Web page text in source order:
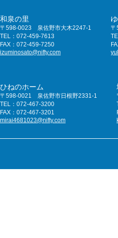
和泉の里
〒598-0023 泉佐野市大木2247-1
TEL：072-459-7613
FAX：072-459-7250
izuminosato@nifty.com
〒
ひねのホーム
〒598-0021 泉佐野市日根野2331-1
TEL：072-467-3200
FAX：072-467-3201
mirai4681023@nifty.com